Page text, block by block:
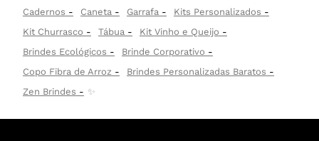
Cadernos
Caneta Garrafa
Kits Personalizados
Kit Churrasco
Tábua
Kit Vinho e Queijo
Brindes Ecológicos
Brinde Corporativo
Copo Fibra de Arroz
Brindes Personalizadas Baratos
Zen Brindes
✨